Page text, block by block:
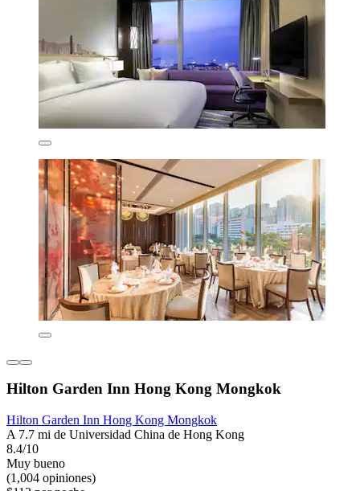
Hilton Garden Inn Hong Kong Mongkok
Hilton Garden Inn Hong Kong Mongkok
A 7.7 mi de Universidad China de Hong Kong
8.4/10
Muy bueno
(1,004 opiniones)